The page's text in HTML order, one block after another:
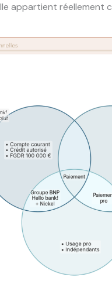
appartient réellement